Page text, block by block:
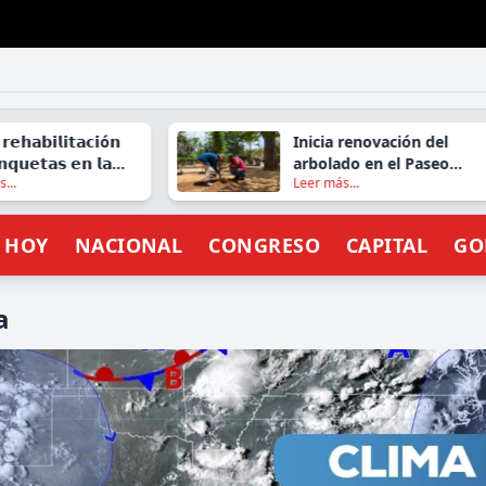
𝗲𝗻 𝗹𝗮
𝗲𝗻
Inicia renovación del
arbolado en el Paseo
Juárez El Llano
Leer más...
NACIONAL CONGRESO CAPITAL